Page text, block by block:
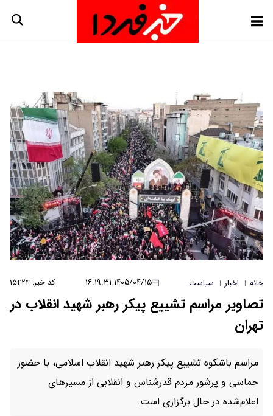
خانه | اخبار | سیاست ۱۴۰۵/۰۴/۱۵ ۱۶:۱۹:۳۱ کد خبر: ۱۵۴۲۴
تصاویر مراسم تشییع پیکر رهبر شهید انقلاب در
تهران
مراسم باشکوه تشییع پیکر رهبر شهید انقلاب اسلامی، با حضور
حماسی و پرشور مردم قدرشناس و انقلابی از مسیرهای
اعلام‌شده در حال برگزاری است.